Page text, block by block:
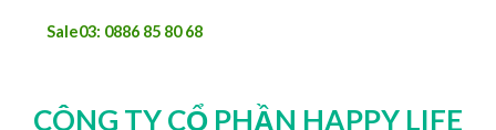
Sale03: 0886 85 80 68
CÔNG TY CỔ PHẦN HAPPY LIFE